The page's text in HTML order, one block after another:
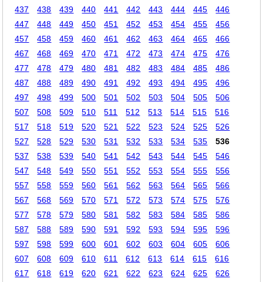
437
438 439 440 441 442 443 444 445
446
447
448 449 450 451 452 453 454 455
456
457
458 459 460 461 462 463 464 465
466
467
468 469 470 471 472 473 474 475
476
477
478 479 480 481 482 483 484 485
486
487
488 489 490 491 492 493 494 495
496
497
498 499 500 501 502 503 504 505
506
507
508 509 510 511 512 513 514 515
516
517
518 519 520 521 522 523 524 525
526
527
528 529 530 531 532 533 534 535
536
537
538 539 540 541 542 543 544 545
546
547
548 549 550 551 552 553 554 555
556
557
558 559 560 561 562 563 564 565
566
567
568 569 570 571 572 573 574 575
576
577
578 579 580 581 582 583 584 585
586
587
588 589 590 591 592 593 594 595
596
597
598 599 600 601 602 603 604 605
606
607
608 609 610 611 612 613 614 615
616
617
618 619 620 621 622 623 624 625
626